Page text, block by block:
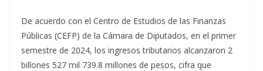
De acuerdo con el Centro de Estudios de las Finanzas
Públicas (CEFP) de la Cámara de Diputados, en el primer
semestre de 2024, los ingresos tributarios alcanzaron 2
billones 527 mil 739.8 millones de pesos, cifra que